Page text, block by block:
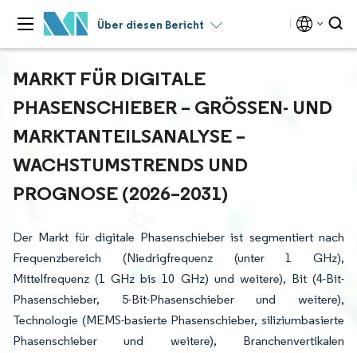
Über diesen Bericht
MARKT FÜR DIGITALE
PHASENSCHIEBER – GRÖSSEN- UND M
ARKTANTEILSANALYSE – W
ACHSTUMSTRENDS UND P
ROGNOSE (2026–2031)
Der Markt für digitale Phasenschieber ist segmentiert nach
Frequenzbereich (Niedrigfrequenz (unter 1 GHz),
Mittelfrequenz (1 GHz bis 10 GHz) und weitere), Bit (4-Bit-
Phasenschieber, 5-Bit-Phasenschieber und weitere),
Technologie (MEMS-basierte Phasenschieber, siliziumbasierte
Phasenschieber und weitere), Branchenvertikalen